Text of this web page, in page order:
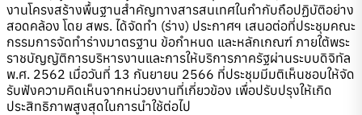
งานโครงสร้างพื้นฐานสำคัญทางสารสนเทศในกำกับถือปฏิบัติอย่าง
สอดคล้อง โดย สพร. ได้จัดทำ (ร่าง) ประกาศฯ เสนอต่อที่ประชุมคณะ
กรรมการจัดทำร่างมาตรฐาน ข้อกำหนด และหลักเกณฑ์ ภายใต้พระ
ราชบัญญัติการบริหารงานและการให้บริการภาครัฐผ่านระบบดิจิทัล
พ.ศ. 2562 เมื่อวันที่ 13 กันยายน 2566 ที่ประชุมมีมติเห็นชอบให้จัด
รับฟังความคิดเห็นจากหน่วยงานที่เกี่ยวข้อง เพื่อปรับปรุงให้เกิด
ประสิทธิภาพสูงสุดในการนำใช้ต่อไป